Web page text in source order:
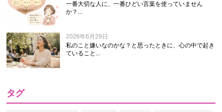
一番大切な人に、一番ひどい言葉を使っていません
か？...
2026年6月29日
私のこと嫌いなのかな？と思ったときに、心の中で起き
ていること...
タグ